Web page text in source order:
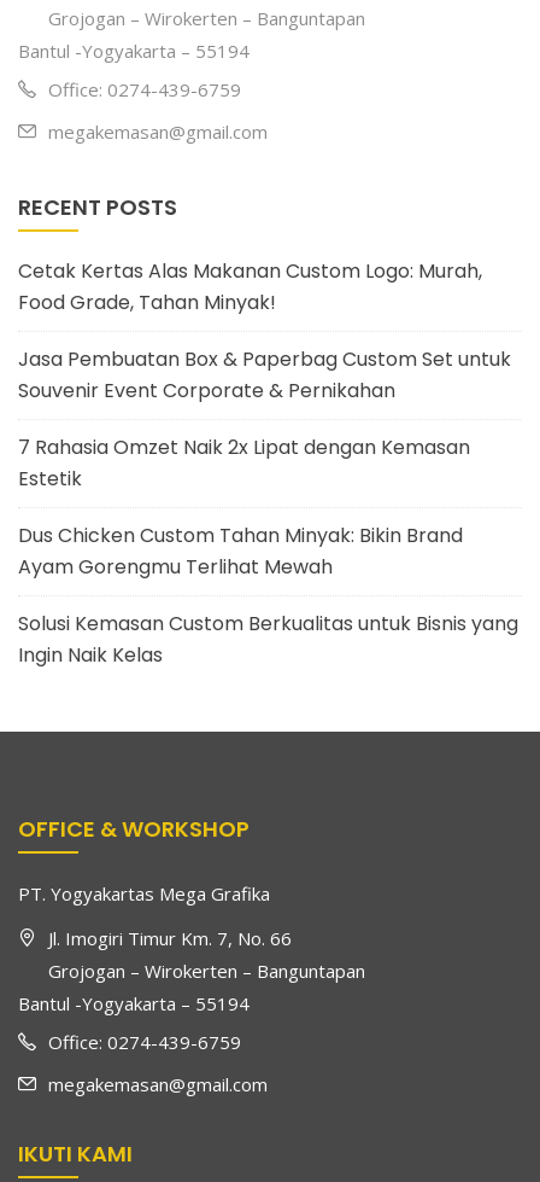
Grojogan – Wirokerten – Banguntapan
Bantul -Yogyakarta – 55194
Office: 0274-439-6759
megakemasan@gmail.com
RECENT POSTS
Cetak Kertas Alas Makanan Custom Logo: Murah,
Food Grade, Tahan Minyak!
Jasa Pembuatan Box & Paperbag Custom Set untuk
Souvenir Event Corporate & Pernikahan
7 Rahasia Omzet Naik 2x Lipat dengan Kemasan
Estetik
Dus Chicken Custom Tahan Minyak: Bikin Brand
Ayam Gorengmu Terlihat Mewah
Solusi Kemasan Custom Berkualitas untuk Bisnis yang
Ingin Naik Kelas
OFFICE & WORKSHOP
PT. Yogyakartas Mega Grafika
Jl. Imogiri Timur Km. 7, No. 66
Grojogan – Wirokerten – Banguntapan
Bantul -Yogyakarta – 55194
Office: 0274-439-6759
megakemasan@gmail.com
IKUTI KAMI